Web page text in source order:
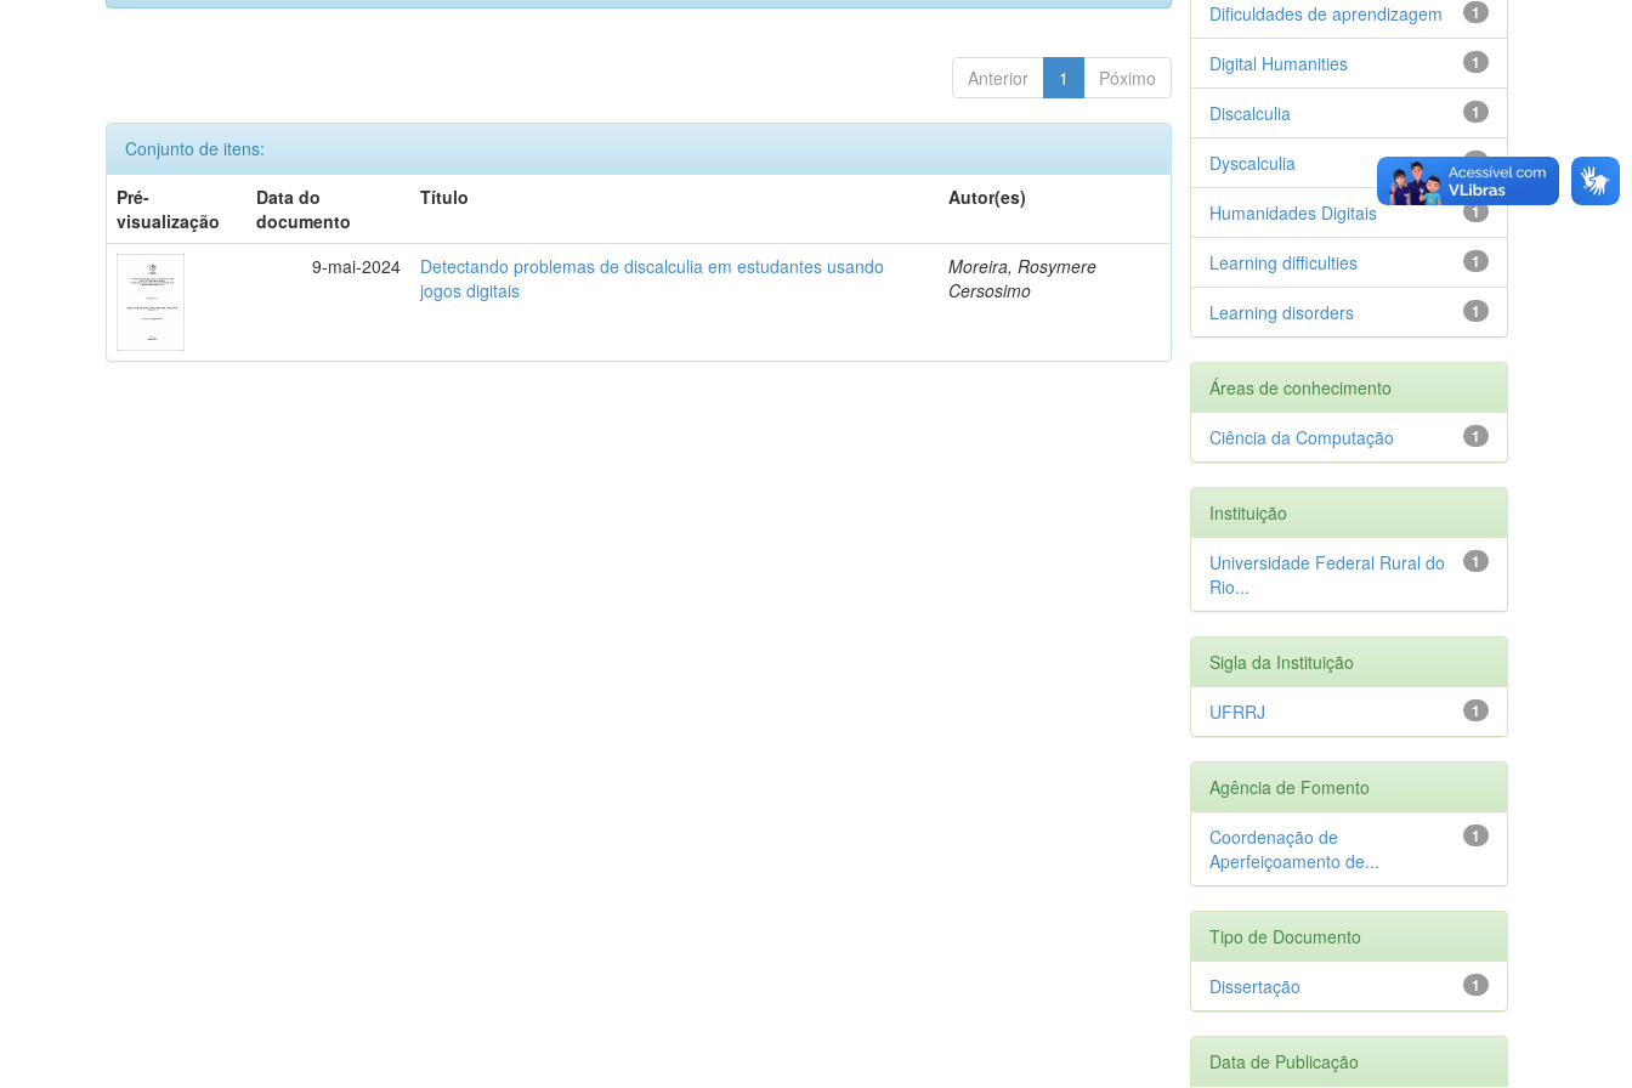
Anterior 1 Póximo
Conjunto de itens:
Pré-
visualização
Data do
documento
Título Autor(es)
9-mai-2024
Detectando problemas de discalculia em estudantes usando
jogos digitais
Moreira, Rosymere
Cersosimo
1
Dificuldades de aprendizagem
1
Digital Humanities
1
Discalculia
1
Dyscalculia
1
Humanidades Digitais
1
Learning difficulties
1
Learning disorders
Áreas de conhecimento
1
Ciência da Computação
Instituição
1
Universidade Federal Rural do
Rio...
Sigla da Instituição
1
UFRRJ
Agência de Fomento
1
Coordenação de
Aperfeiçoamento de...
Tipo de Documento
1
Dissertação
Data de Publicação